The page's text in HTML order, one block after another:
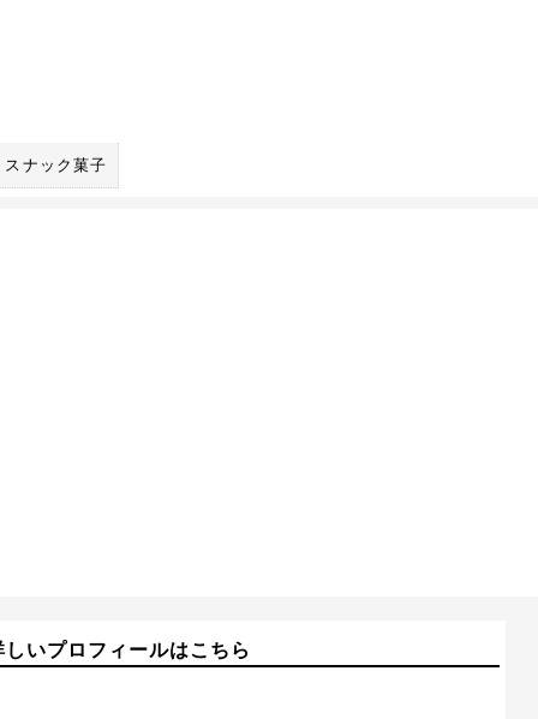
スナック菓子
しいプロフィールはこちら